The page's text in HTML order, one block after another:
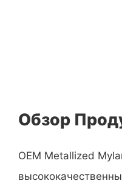
Обзор
OEM Metallized